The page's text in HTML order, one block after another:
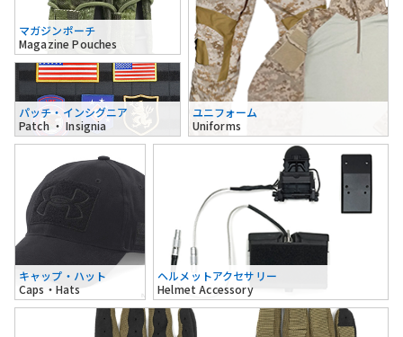
マガジンポーチ
Magazine Pouches
パッチ・インシグニア
Patch ・ Insignia
ユニフォーム
Uniforms
キャップ・ハット
Caps・Hats
ヘルメットアクセサリー
Helmet Accessory